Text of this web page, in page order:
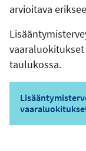
arvioitava
taulukossa.